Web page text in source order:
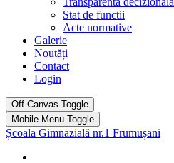
Stat de functii
Acte normative
Galerie
Noutăți
Contact
Login
Off-Canvas Toggle
Mobile Menu Toggle
Școala Gimnazială nr.1 Frumușani